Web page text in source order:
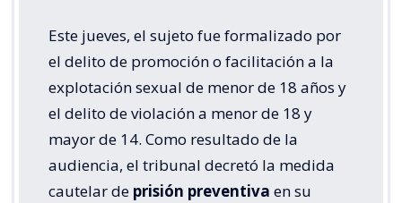
Este jueves, el sujeto fue formalizado por
el delito de promoción o facilitación a la
explotación sexual de menor de 18 años y
el delito de violación a menor de 18 y
mayor de 14. Como resultado de la
audiencia, el tribunal decretó la medida
cautelar de prisión preventiva en su